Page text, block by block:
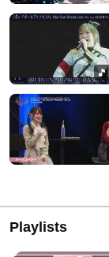
Playlists